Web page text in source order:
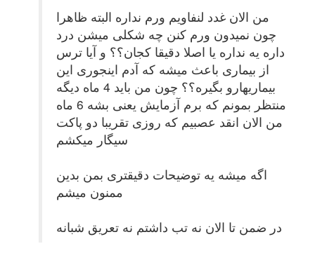
من الان غدد لنفاویم ورم نداره البته ظاهرا
چون نمیدون ورم کنن چه شکلی میشن درد
داره یه نداره یا اصلا دقیقا کجان؟؟ و آیا ترس
از بیماری باعث میشه که آدم اینجوری این
بیماریهارو بگیره؟؟ چون من باید 4 ماه دیگه
منتظر بمونم که برم آزمایش یعنی بشه 6 ماه
من الان انقد عصبیم که روزی تقریبا دو پاکت
سیگار میکشم
اگه میشه یه توضیحات دقیقتری بمن بدین
ممنون میشم
در ضمن تا الان نه تب داشتم نه تعریق شبانه